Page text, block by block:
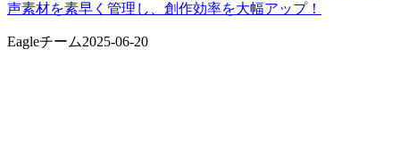
声素材を素早く管理し、創作効率を大幅アップ！
Eagleチーム2025-06-20